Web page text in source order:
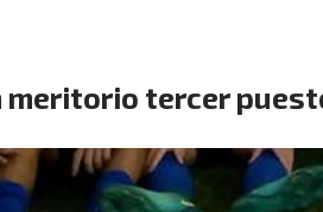
meritorio tercer